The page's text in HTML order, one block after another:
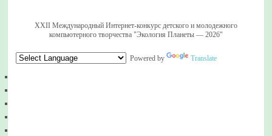
XXII Международный Интернет-конкурс детского и молодежного
компьютерного творчества "Экология Планеты — 2026"
Powered by Translate